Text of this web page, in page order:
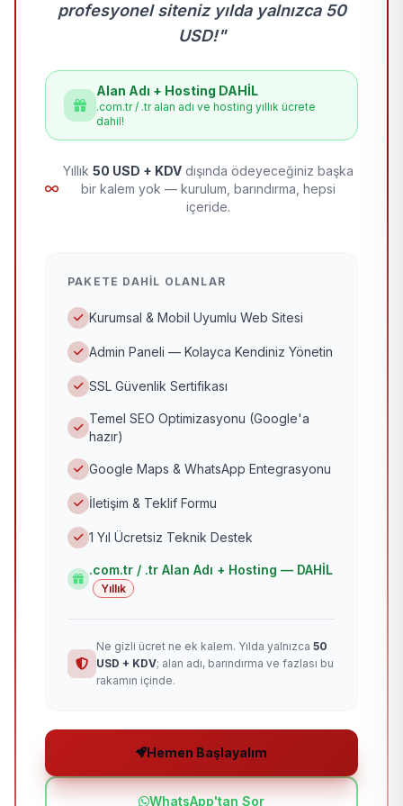
profesyonel siteniz yılda yalnızca 50
USD!"
Alan Adı + Hosting DAHİL
.com.tr / .tr alan adı ve hosting yıllık ücrete
dahil!
Yıllık 50 USD + KDV dışında ödeyeceğiniz başka
bir kalem yok — kurulum, barındırma, hepsi
içeride.
PAKETE DAHIL OLANLAR
Kurumsal & Mobil Uyumlu Web Sitesi
Admin Paneli — Kolayca Kendiniz Yönetin
SSL Güvenlik Sertifikası
Temel SEO Optimizasyonu (Google'a
hazır)
Google Maps & WhatsApp Entegrasyonu
İletişim & Teklif Formu
1 Yıl Ücretsiz Teknik Destek
.com.tr / .tr Alan Adı + Hosting — DAHİL
Yıllık
Ne gizli ücret ne ek kalem. Yılda yalnızca 50
USD + KDV; alan adı, barındırma ve fazlası bu
rakamın içinde.
Hemen Başlayalım
WhatsApp'tan Sor